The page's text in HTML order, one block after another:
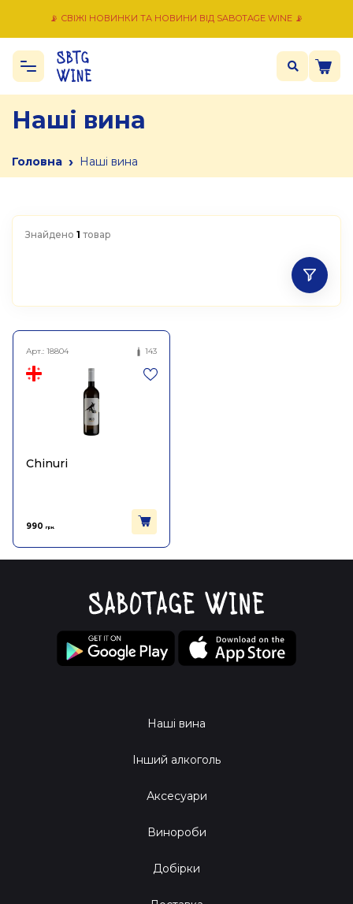
📡 СВІЖІ НОВИНКИ ТА НОВИНИ ВІД SABOTAGE WINE 📡
Наші вина
Головна › Наші вина
Знайдено 1 товар
Арт.: 18804 143
Chinuri
990 грн.
Наші вина
Інший алкоголь
Аксесуари
Винороби
Добірки